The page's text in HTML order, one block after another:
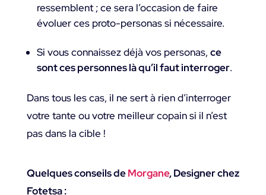
ressemblent ; ce sera l’occasion de faire
évoluer ces proto-personas si nécessaire.
Si vous connaissez déjà vos personas, ce
sont ces personnes là qu’il faut interroger.
Dans tous les cas, il ne sert à rien d’interroger
votre tante ou votre meilleur copain si il n’est
pas dans la cible !
Quelques conseils deMorgane, Designer chez
Fotetsa :